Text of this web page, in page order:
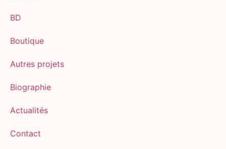
BD
Boutique
Autres projets
Biographie
Actualités
Contact